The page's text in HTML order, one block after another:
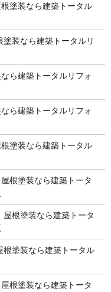
塗装なら建築トータル
装なら建築トータルリ
ら建築トータルリフォ
ら建築トータルリフォ
塗装なら建築トータル
根塗装なら建築トータ
根塗装なら建築トータ
塗装なら建築トータル
根塗装なら建築トータ